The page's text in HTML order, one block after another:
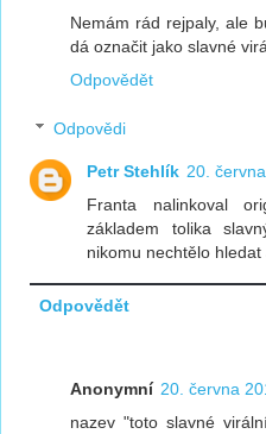
Nemám rád rejpaly, ale
dá označit jako slavné
Odpovědět
Odpovědi
Petr Stehlík 20.
Franta nalinkoval
základem tolika
nikomu nechtělo
Odpovědět
Anonymní 20. června
nazev "toto slavné